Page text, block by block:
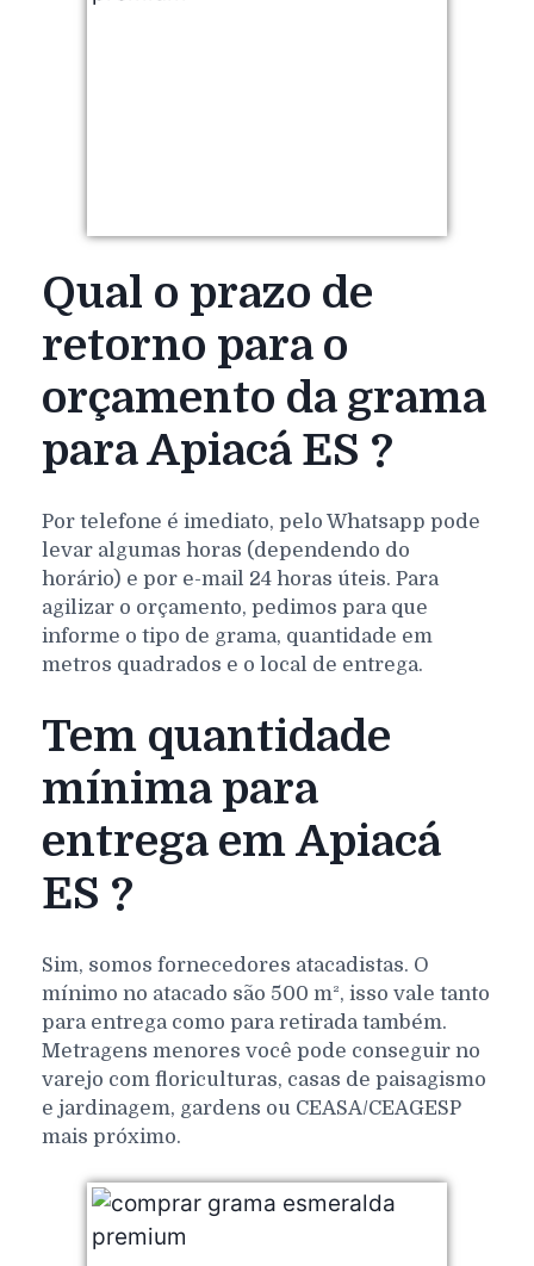
Qual o prazo de
retorno para o
orçamento da grama
para Apiacá ES ?
Por telefone é imediato, pelo Whatsapp pode
levar algumas horas (dependendo do
horário) e por e-mail 24 horas úteis. Para
agilizar o orçamento, pedimos para que
informe o tipo de grama, quantidade em
metros quadrados e o local de entrega.
Tem quantidade
mínima para
entrega em Apiacá
ES ?
Sim, somos fornecedores atacadistas. O
mínimo no atacado são 500 m², isso vale tanto
para entrega como para retirada também.
Metragens menores você pode conseguir no
varejo com floriculturas, casas de paisagismo
e jardinagem, gardens ou CEASA/CEAGESP
mais próximo.